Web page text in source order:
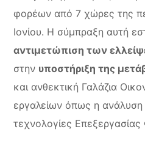
φορέων από 7 χώρες της
Ιονίου. Η σύμπραξη αυτή
αντιμετώπιση των
στην υποστήριξη της
και ανθεκτική Γαλάζια
εργαλείων όπως η ανάλυση
τεχνολογίες